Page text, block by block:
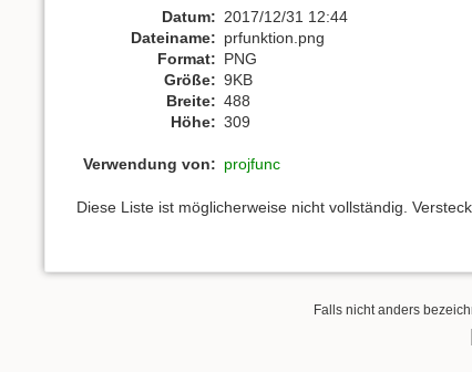
Datum: 2017/12/31 12:44
Dateiname: prfunktion.png
Format: PNG
Größe: 9KB
Breite: 488
Höhe: 309
Verwendung von: projfunc
Diese Liste ist möglicherweise nicht vollständig.
Falls nicht anders